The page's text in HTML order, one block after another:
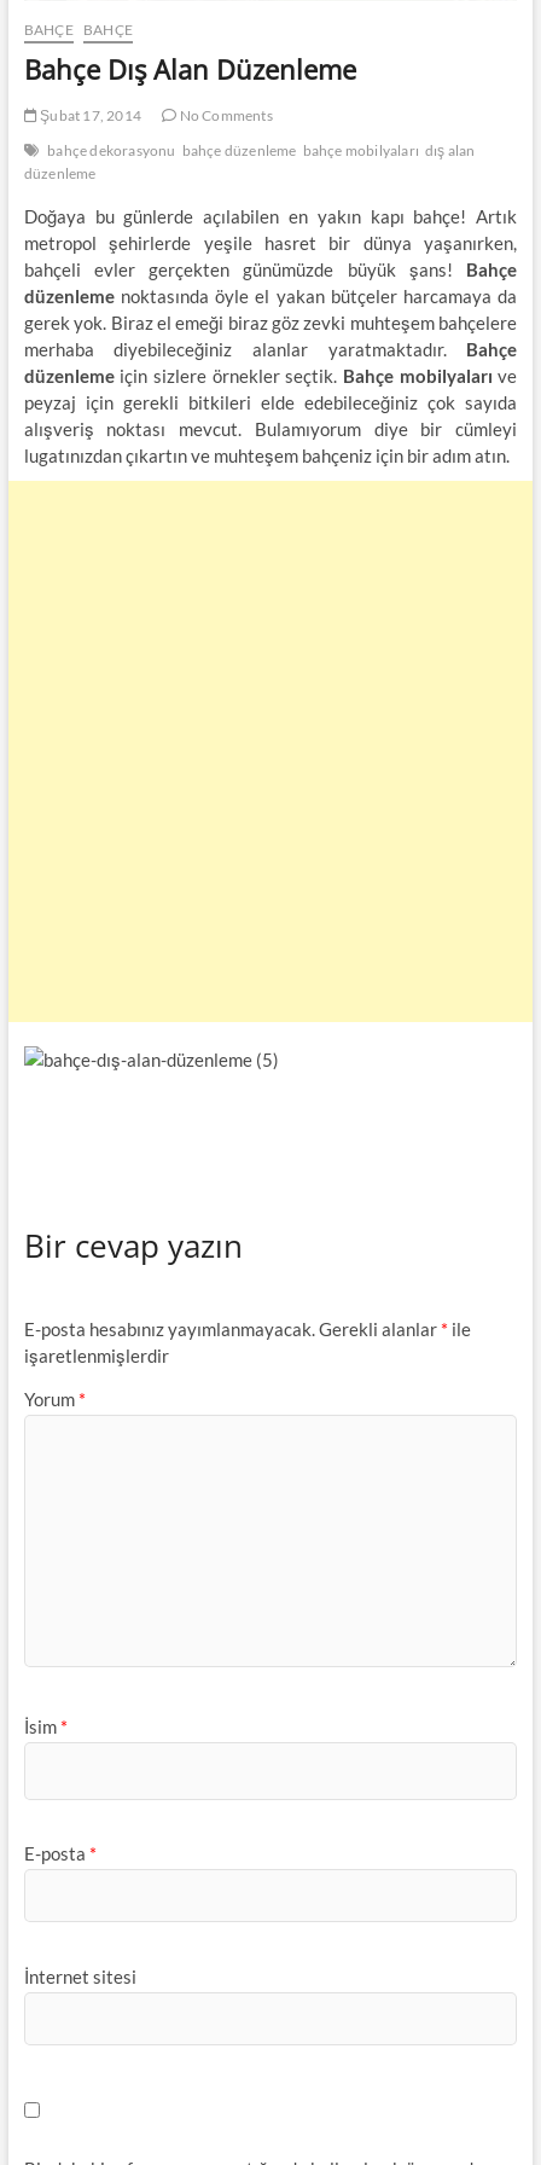
BAHÇE BAHÇE
Bahçe Dış Alan Düzenleme
Şubat 17, 2014
No Comments
bahçe dekorasyonu bahçe düzenleme bahçe mobilyaları dış alan
düzenleme
Doğaya bu günlerde açılabilen en yakın kapı bahçe! Artık
metropol şehirlerde yeşile hasret bir dünya yaşanırken,
bahçeli evler gerçekten günümüzde büyük şans! Bahçe
düzenlemenoktasında öyle el yakan bütçeler harcamaya da
gerek yok. Biraz el emeği biraz göz zevki muhteşem bahçelere
merhaba diyebileceğiniz alanlar yaratmaktadır. Bahçe
düzenlemeiçin sizlere örnekler seçtik. Bahçe mobilyaları ve
peyzaj için gerekli bitkileri elde edebileceğiniz çok sayıda
alışveriş noktası mevcut. Bulamıyorum diye bir cümleyi
lugatınızdan çıkartın ve muhteşem bahçeniz için bir adım atın.
Bir cevap yazın
E-posta hesabınız yayımlanmayacak.Gerekli alanlar * ile
işaretlenmişlerdir
Yorum *
İsim *
E-posta *
İnternet sitesi